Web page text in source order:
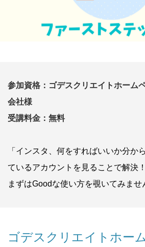
参加資格：ゴデスクリエイトホーム
会社様
受講料金：無料
「インスタ、何をすればいいか分か
ているアカウントを見ることで解決！
まずはGoodな使い方を覗いてみませ
ゴデスクリエイトホー